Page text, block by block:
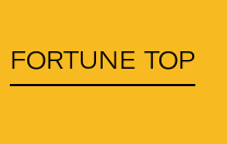
FORTUNE TOP